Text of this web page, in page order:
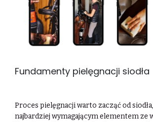
Fundamenty pielęgnacji siodła
Proces pielęgnacji warto zacząć od
najbardziej wymagającym elementem ze